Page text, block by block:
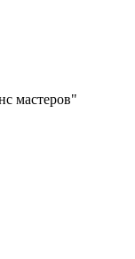
мастеров"